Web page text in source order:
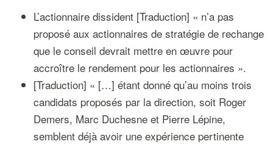
L’actionnaire dissident [Traduction] « n’a pas
proposé aux actionnaires de stratégie de rechange
que le conseil devrait mettre en œuvre pour
accroître le rendement pour les actionnaires ».
[Traduction] « […] étant donné qu’au moins trois
candidats proposés par la direction, soit Roger
Demers, Marc Duchesne et Pierre Lépine,
semblent déjà avoir une expérience pertinente